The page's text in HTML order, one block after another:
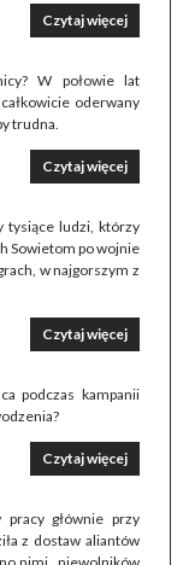
Czytaj więcej
W połowie lat
oderwany
trudna.
Czytaj więcej
tysiące ludzi, którzy
Sowietom po wojnie
w najgorszym z
Czytaj więcej
podczas kampanii
Czytaj więcej
głównie przy
z dostaw aliantów